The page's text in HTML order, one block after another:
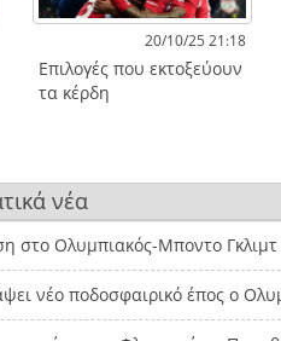
20/10/25 21:18
Επιλογές που εκτοξεύουν
τα κέρδη
νέα
στο Ολυμπιακός-Μποντο Γκλιμτ
νέο ποδοσφαιρικό έπος ο